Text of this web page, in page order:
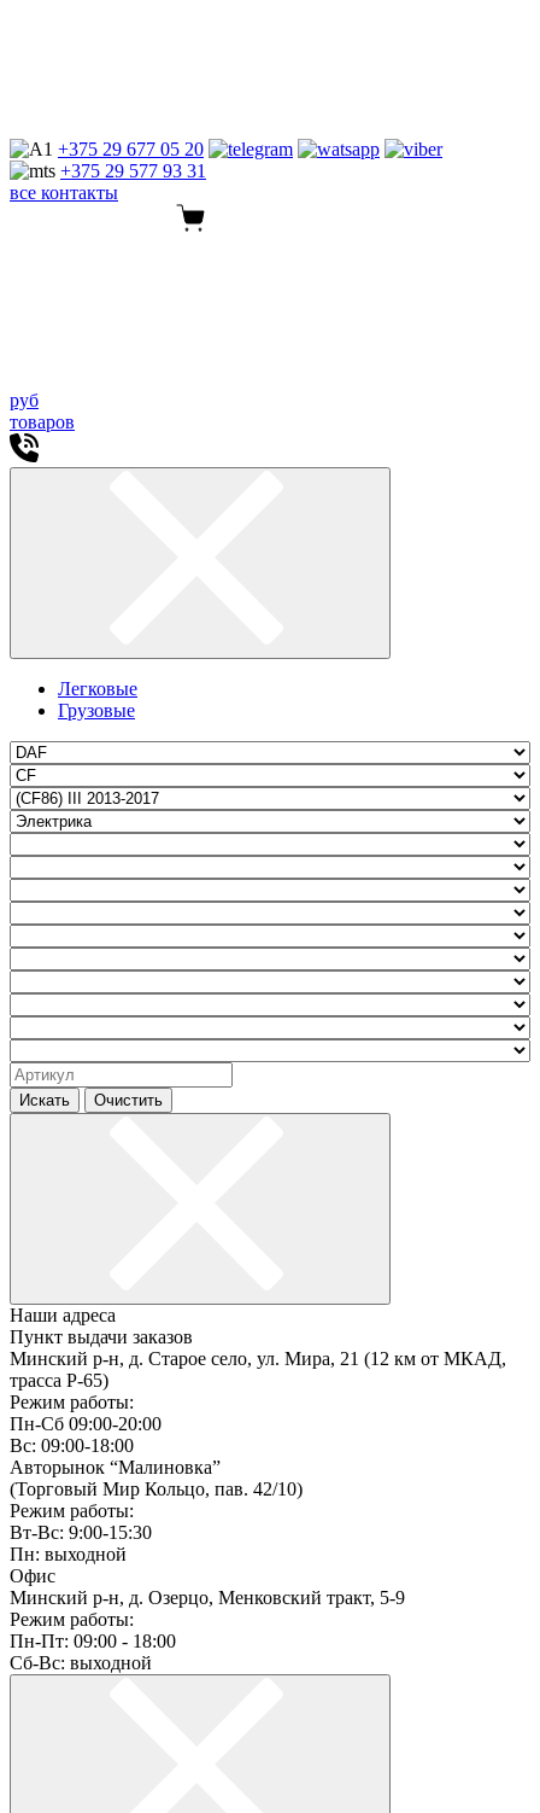
+375 29 677 05 20
+375 29 577 93 31
все контакты
руб
товаров
Легковые
Грузовые
Искать Очистить
Наши адреса
Пункт выдачи заказов
Минский р-н, д. Старое село, ул. Мира, 21 (12 км от МКАД,
трасса P-65)
Режим работы:
Пн-Сб 09:00-20:00
Вс: 09:00-18:00
Авторынок “Малиновка”
(Торговый Мир Кольцо, пав. 42/10)
Режим работы:
Вт-Вс: 9:00-15:30
Пн: выходной
Офис
Минский р-н, д. Озерцо, Менковский тракт, 5-9
Режим работы:
Пн-Пт: 09:00 - 18:00
Сб-Вс: выходной